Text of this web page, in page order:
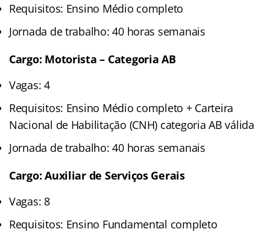
Requisitos: Ensino Médio completo
Jornada de trabalho: 40 horas semanais
Cargo: Motorista – Categoria AB
Vagas: 4
Requisitos: Ensino Médio completo + Carteira
Nacional de Habilitação (CNH) categoria AB válida
Jornada de trabalho: 40 horas semanais
Cargo: Auxiliar de Serviços Gerais
Vagas: 8
Requisitos: Ensino Fundamental completo